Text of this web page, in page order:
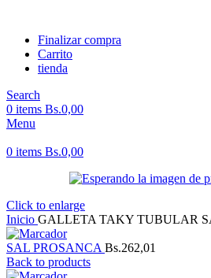
Finalizar compra
Carrito
tienda
Search
0 items Bs.0,00
Menu
0 items Bs.0,00
Click to enlarge
Inicio GALLETA TAKY TUBULAR
SAL PROSANCA Bs.262,01
Back to products